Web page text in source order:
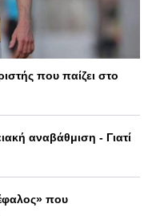
που παίζει στο
αναβάθμιση - Γιατί
που